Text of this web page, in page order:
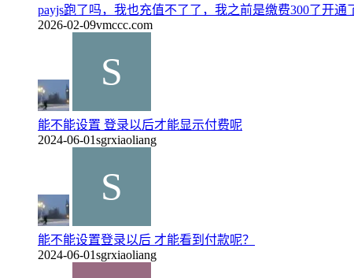
payjs跑了吗，我也充值不了了，我之前是缴费300了开通
2026-02-09vmccc.com
能不能设置 登录以后才能显示付费呢
2024-06-01sgrxiaoliang
能不能设置登录以后 才能看到付款呢？
2024-06-01sgrxiaoliang